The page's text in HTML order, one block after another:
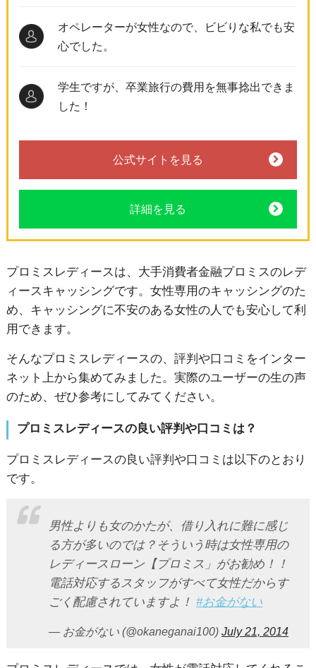
オペレーターが女性なので、ビビりな私でも安
心でした。
学生ですが、卒業旅行の費用を無事捻出できま
した！
公式サイトを見る
詳細を見る
プロミスレディースは、大手消費者金融プロミスのレデ
ィースキャッシングです。女性専用のキャッシングのた
め、キャッシングに不安のある女性の人でも安心して利
用できます。
そんなプロミスレディースの、評判や口コミをインター
ネット上から集めてみました。実際のユーザーの生の声
のため、ぜひ参考にしてみてください。
プロミスレディースの良い評判や口コミは？
プロミスレディースの良い評判や口コミは以下のとおり
です。
男性よりも女のかたが、借り入れに難に感じ
る方が多いのでは？そういう時は女性専用の
レディースローン【プロミス」がお勧め！！
電話対応するスタッフがすべて女性だからす
ごく配慮されていますよ！ #お金がない
— お金がない (@okaneganai100) July 21, 2014